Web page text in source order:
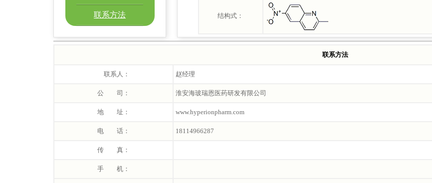
联系方法 结构式：
联系方法
联系人： 赵经理
公 司： 淮安海玻瑞恩医药研发有限公司
地 址： www.hyperionpharm.com
电 话： 18114966287
传 真：
手 机：